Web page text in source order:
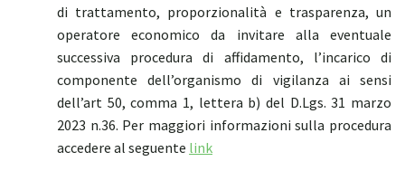
di trattamento, proporzionalità e trasparenza, un
operatore economico da invitare alla eventuale
successiva procedura di affidamento, l’incarico di
componente dell’organismo di vigilanza ai sensi
dell’art 50, comma 1, lettera b) del D.Lgs. 31 marzo
2023 n.36. Per maggiori informazioni sulla procedura
accedere al seguente link